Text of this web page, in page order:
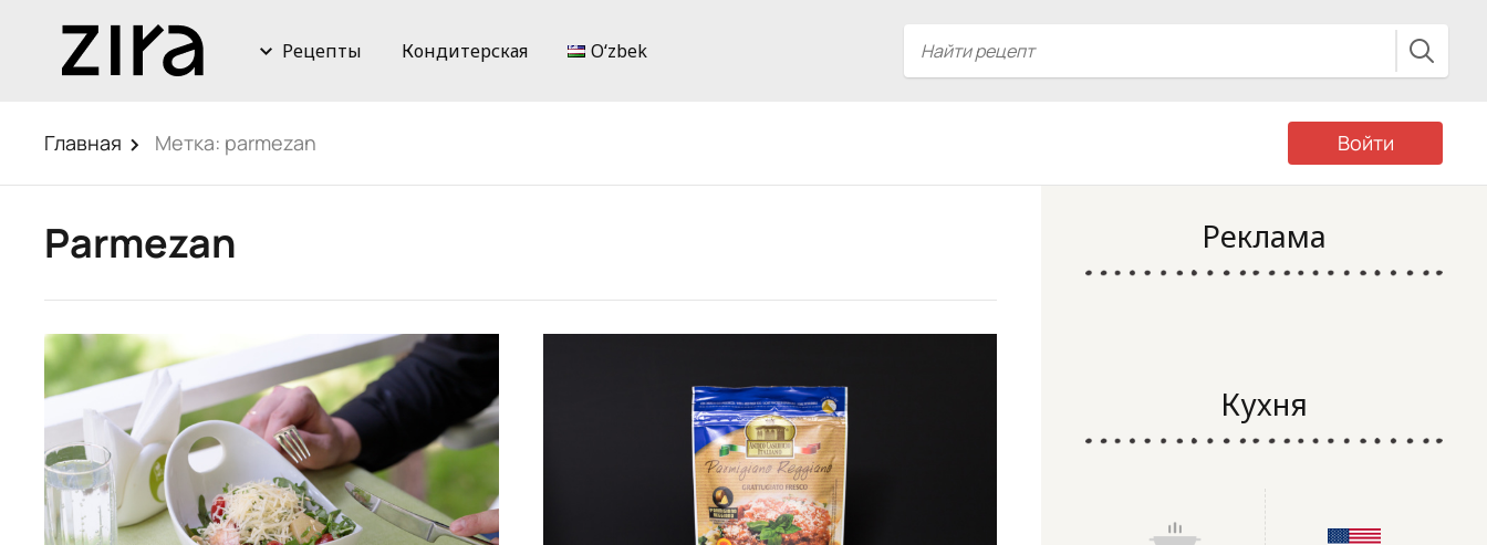
Рецепты Кондитерская Oʻzbek
Главная Метка: parmezan Войти
Parmezan Реклама
Кухня